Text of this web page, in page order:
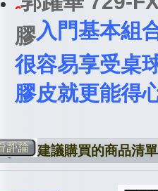
膠入門基本組
很容易享受桌
膠皮就更能得
建議購買的商品清